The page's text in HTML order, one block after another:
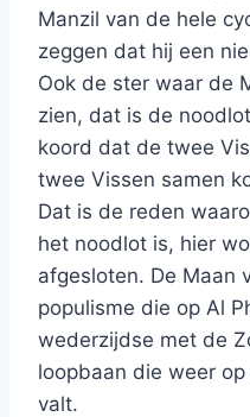
Manzil van de hele
zeggen dat hij een
Ook de ster waar de
zien, dat is de
koord dat de twee
twee Vissen samen
Dat is de reden
het noodlot is, hier
afgesloten. De Maan
populisme die op Al
wederzijdse met de
loopbaan die weer
valt.